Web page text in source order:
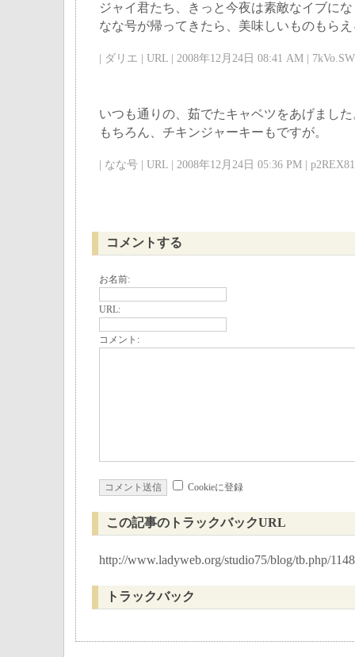
ジャイ君たち、きっと今夜は素敵なイブに
なな号が帰ってきたら、美味しいものもら
| ダリエ | URL | 2008年12月24日 08:41 AM |
いつも通りの、茹でたキャベツをあげまし
もちろん、チキンジャーキーもですが。
| なな号 | URL | 2008年12月24日 05:36 PM |
コメントする
お名前:
URL:
コメント:
Cookieに登録
この記事のトラックバックURL
http://www.ladyweb.org/studio75/blog/tb.php/1148
トラックバック